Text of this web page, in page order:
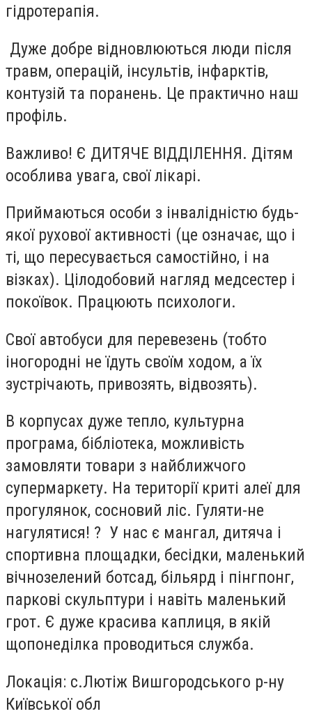
гідротерапія.
Дуже добре відновлюються люди після
травм, операцій, інсультів, інфарктів,
контузій та поранень. Це практично наш
профіль.
Важливо! Є ДИТЯЧЕ ВІДДІЛЕННЯ. Дітям
особлива увага, свої лікарі.
Приймаються особи з інвалідністю будь-
якої рухової активності (це означає, що і
ті, що пересувається самостійно, і на
візках). Цілодобовий нагляд медсестер і
покоївок. Працюють психологи.
Свої автобуси для перевезень (тобто
іногородні не їдуть своїм ходом, а їх
зустрічають, привозять, відвозять).
В корпусах дуже тепло, культурна
програма, бібліотека, можливість
замовляти товари з найближчого
супермаркету. На території криті алеї для
прогулянок, сосновий ліс. Гуляти-не
нагулятися! ? У нас є мангал, дитяча і
спортивна площадки, бесідки, маленький
вічнозелений ботсад, більярд і пінгпонг,
паркові скульптури і навіть маленький
грот. Є дуже красива каплиця, в якій
щопонеділка проводиться служба.
Локація: с.Лютіж Вишгородського р-ну
Київської обл